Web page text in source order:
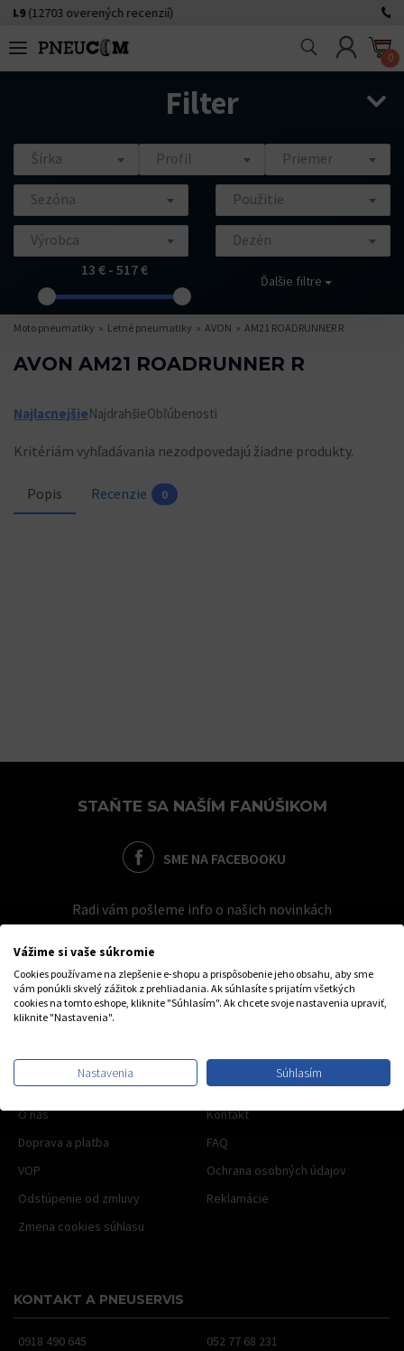
recenzií) 0918 490 645
0
Filter
Šírka Profil Priemer
Sezóna Použitie
Výrobca
Dezén
13 € - 517 €
Ďalšie filtre
Moto pneumatiky Letné pneumatiky AVON AM21 ROADRUNNER R
AVON AM21 ROADRUNNER R
NajlacnejšieNajdrahšieObľúbenosti
Kritériám vyhľadávania nezodpovedajú žiadne produkty.
Popis Recenzie 0
STAŇTE SA NAŠÍM FANÚŠIKOM
SME NA FACEBOOKU
Radi vám pošleme info o našich novinkách
OBCHODNÉ INFO
O nás
Kontakt
Doprava a platba
FAQ
VOP
Ochrana osobných údajov
Odstúpenie od zmluvy
Reklamácie
Zmena cookies súhlasu
KONTAKT A PNEUSERVIS
0918 490 645
052 77 68 231
Vážime si vaše súkromie
Cookies používame na zlepšenie e-shopu a prispôsobenie jeho obsahu, aby sme
vám ponúkli skvelý zážitok z prehliadania. Ak súhlasíte s prijatím všetkých
cookies na tomto eshope, kliknite "Súhlasím". Ak chcete svoje nastavenia upraviť,
kliknite "Nastavenia".
Nastavenia Súhlasím